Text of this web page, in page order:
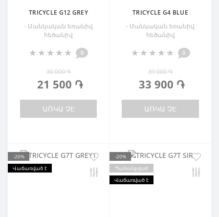
TRICYCLE G12 GREY
- Մանկական եռանիվ
հեծանիվ
0
30 000 ֏
21 500 ֏
ԱՌԿԱ ՉԷ
TRICYCLE G4 BLUE
- Մանկական եռանիվ
հեծանիվ
0
39 000 ֏
33 900 ֏
ԱՌԿԱ ՉԷ
-20%
Վաճառված է
-20%
Պահանջված
Վաճառված է